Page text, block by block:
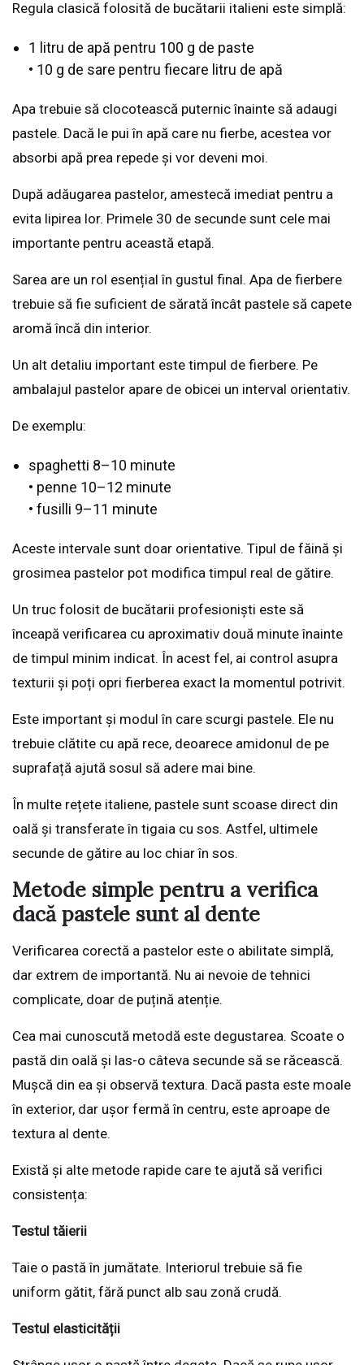
Regula clasică folosită de bucătarii italieni este simplă:
1 litru de apă pentru 100 g de paste
• 10 g de sare pentru fiecare litru de apă
Apa trebuie să clocotească puternic înainte să adaugi
pastele. Dacă le pui în apă care nu fierbe, acestea vor
absorbi apă prea repede și vor deveni moi.
După adăugarea pastelor, amestecă imediat pentru a
evita lipirea lor. Primele 30 de secunde sunt cele mai
importante pentru această etapă.
Sarea are un rol esențial în gustul final. Apa de fierbere
trebuie să fie suficient de sărată încât pastele să capete
aromă încă din interior.
Un alt detaliu important este timpul de fierbere. Pe
ambalajul pastelor apare de obicei un interval orientativ.
De exemplu:
spaghetti 8–10 minute
• penne 10–12 minute
• fusilli 9–11 minute
Aceste intervale sunt doar orientative. Tipul de făină și
grosimea pastelor pot modifica timpul real de gătire.
Un truc folosit de bucătarii profesioniști este să
înceapă verificarea cu aproximativ două minute înainte
de timpul minim indicat. În acest fel, ai control asupra
texturii și poți opri fierberea exact la momentul potrivit.
Este important și modul în care scurgi pastele. Ele nu
trebuie clătite cu apă rece, deoarece amidonul de pe
suprafață ajută sosul să adere mai bine.
În multe rețete italiene, pastele sunt scoase direct din
oală și transferate în tigaia cu sos. Astfel, ultimele
secunde de gătire au loc chiar în sos.
Metode simple pentru a verifica
dacă pastele sunt al dente
Verificarea corectă a pastelor este o abilitate simplă,
dar extrem de importantă. Nu ai nevoie de tehnici
complicate, doar de puțină atenție.
Cea mai cunoscută metodă este degustarea. Scoate o
pastă din oală și las-o câteva secunde să se răcească.
Mușcă din ea și observă textura. Dacă pasta este moale
în exterior, dar ușor fermă în centru, este aproape de
textura al dente.
Există și alte metode rapide care te ajută să verifici
consistența:
Testul tăierii
Taie o pastă în jumătate. Interiorul trebuie să fie
uniform gătit, fără punct alb sau zonă crudă.
Testul elasticității